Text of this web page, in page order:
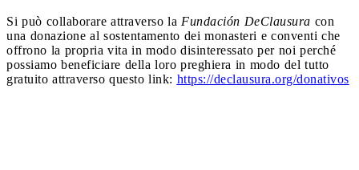
Si può collaborare attraverso la Fundación DeClausura con
una donazione al sostentamento dei monasteri e conventi che
offrono la propria vita in modo disinteressato per noi perché
possiamo beneficiare della loro preghiera in modo del tutto
gratuito attraverso questo link: https://declausura.org/donativos